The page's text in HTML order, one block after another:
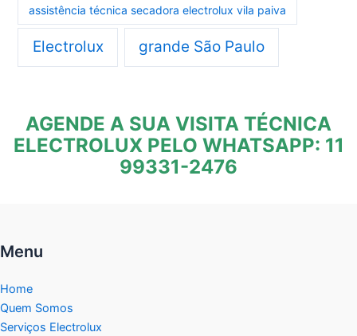
assistência técnica secadora electrolux vila paiva
Electrolux grande São Paulo
AGENDE A SUA VISITA TÉCNICA
ELECTROLUX PELO WHATSAPP: 11
99331-2476
Menu
Home
Quem Somos
Serviços Electrolux